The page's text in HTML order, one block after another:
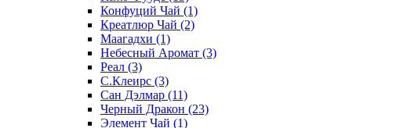
Конфуций Чай (1)
Креатлюр Чай (2)
Маагадхи (1)
Небесный Аромат (3)
Реал (3)
С.Клеирс (3)
Сан Дэлмар (11)
Черный Дракон (23)
Элемент Чай (1)